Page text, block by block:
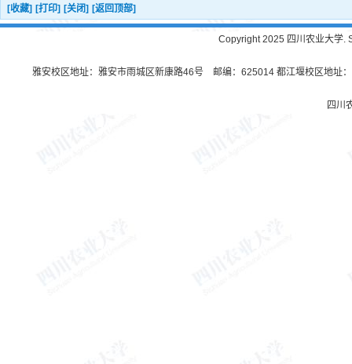
[收藏] [打印] [关闭] [返回顶部]
Copyright 2025 四川农业大学.
雅安校区地址：雅安市雨城区新康路46号 邮编：625014 都江堰校区地址
四川